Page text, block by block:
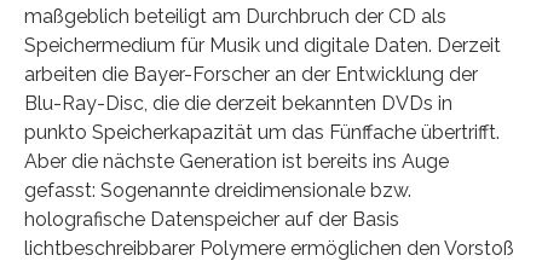
maßgeblich beteiligt am Durchbruch der CD als
Speichermedium für Musik und digitale Daten. Derzeit
arbeiten die Bayer-Forscher an der Entwicklung der
Blu-Ray-Disc, die die derzeit bekannten DVDs in
punkto Speicherkapazität um das Fünffache übertrifft.
Aber die nächste Generation ist bereits ins Auge
gefasst: Sogenannte dreidimensionale bzw.
holografische Datenspeicher auf der Basis
lichtbeschreibbarer Polymere ermöglichen den Vorstoß